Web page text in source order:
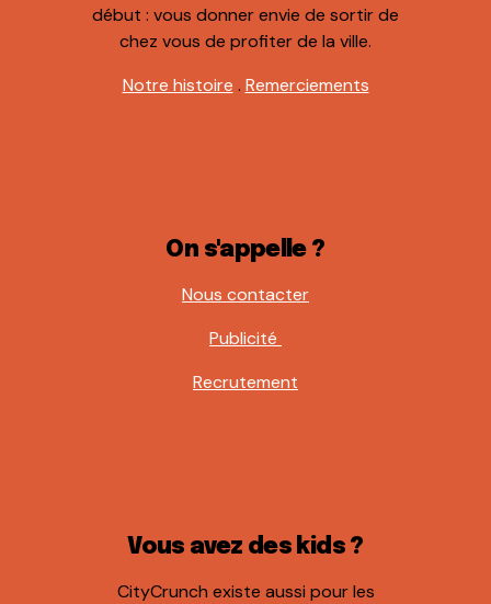
début : vous donner envie de sortir de
chez vous de profiter de la ville.
Notre histoire . Remerciements
On s'appelle ?
Nous contacter
Publicité
Recrutement
Vous avez des kids ?
CityCrunch existe aussi pour les